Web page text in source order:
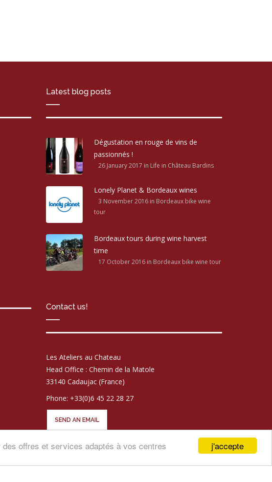
j'accepte
offres et services adaptés à vos centres
Latest blog posts
Dégustation en rouge de vins de
passionnés !
26 January 2017 in Life in Château Bardins
Lonely Planet & Bordeaux wines
3 November 2016in Bordeaux bike wine
tour
Bordeaux tours during wine harvest
time
17 October 2016in Bordeaux bike wine tour
Contact us!
Les Ateliers au Chateau
Head Office : Chemin de la Matole
33140 Cadaujac (France)
Phone: +33(0)6 45 22 28 27
SEND AN EMAIL